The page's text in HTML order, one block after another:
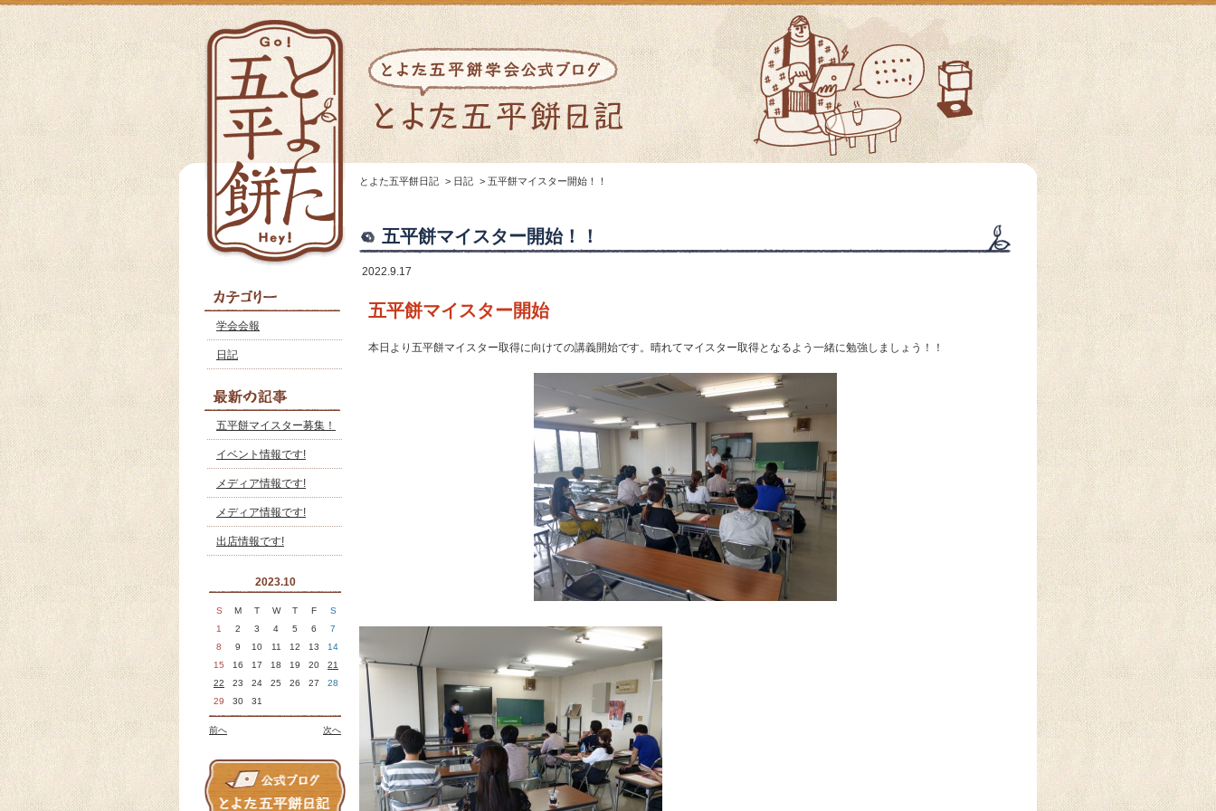
学会会報
日記
五平餅マイスター募集！
イベント情報です!
メディア情報です!
メディア情報です!
出店情報です!
2023.10
S M T W T F
S
1
2 3 4 5 6
7
8
9 10 11 12 13
14
15
16 17 18 19 20
21
22
23 24 25 26 27
28
29
30 31
次へ
前へ
とよた五平餅日記 > 日記 > 五平餅マイスター開始！！
五平餅マイスター開始！！
2022.9.17
五平餅マイスター開始
本日より五平餅マイスター取得に向けての講義開始です。晴れてマイスター取得となるよう一緒に勉強しましょう！！